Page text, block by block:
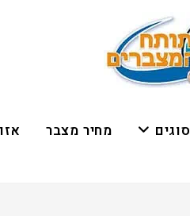
סוגים מחיר מצבר